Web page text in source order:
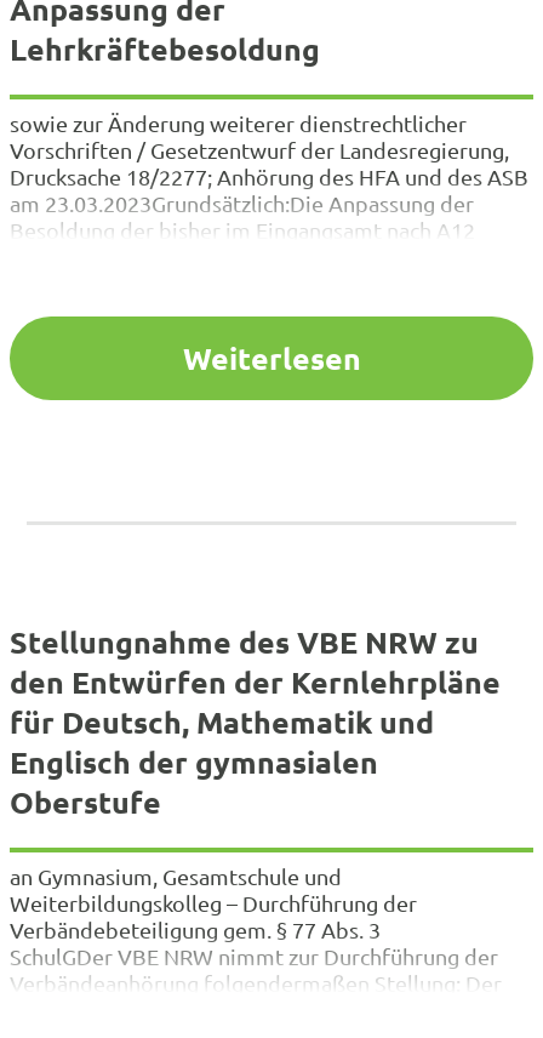
Anpassung der
Lehrkräftebesoldung
sowie zur Änderung weiterer dienstrechtlicher
Vorschriften / Gesetzentwurf der Landesregierung,
Drucksache 18/2277; Anhörung des HFA und des ASB
am 23.03.2023Grundsätzlich:Die Anpassung der
Besoldung der bisher im Eingangsamt nach A12
Forderung des VBE NRW umsetzt. Auch wenn die
Überleitung nur stufenweise erfolgt und…
Weiterlesen
Stellungnahme des VBE NRW zu
den Entwürfen der Kernlehrpläne
für Deutsch, Mathematik und
Englisch der gymnasialen
Oberstufe
an Gymnasium, Gesamtschule und
Weiterbildungskolleg – Durchführung der
Verbändebeteiligung gem. § 77 Abs. 3
SchulGDer VBE NRW nimmt zur Durchführung der
Verbändeanhörung folgendermaßen Stellung: Der